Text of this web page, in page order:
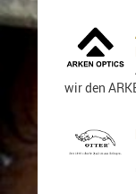
Walther
Holster
Sonstige
double
wir den